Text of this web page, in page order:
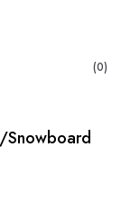
(0)
Snowboard